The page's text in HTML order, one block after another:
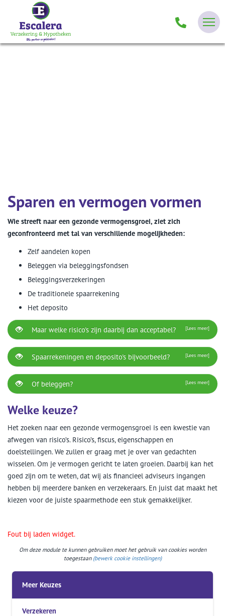
Sparen en vermogen vormen
Wie streeft naar een gezonde vermogensgroei, ziet zich
geconfronteerd met tal van verschillende mogelijkheden:
Zelf aandelen kopen
Beleggen via beleggingsfondsen
Beleggingsverzekeringen
De traditionele spaarrekening
Het deposito
Maar welke risico's zijn daarbij dan acceptabel? [Lees meer]
Spaarrekeningen en deposito's bijvoorbeeld? [Lees meer]
Of beleggen? [Lees meer]
Welke keuze?
Het zoeken naar een gezonde vermogensgroei is een kwestie van
afwegen van risico’s. Risico’s, fiscus, eigenschappen en
doelstellingen. We zullen er graag met je over van gedachten
wisselen. Om je vermogen gericht te laten groeien. Daarbij kan het
goed zijn om te weten, dat wij als financieel adviseurs ingangen
hebben bij meerdere banken en verzekeraars. En juist dat maakt het
kiezen voor de juiste spaarmethode een stuk gemakkelijker.
Fout bij laden widget.
Om deze module te kunnen gebruiken moet het gebruik van cookies worden
toegestaan (bewerk cookie instellingen)
Meer Keuzes
Verzekeren